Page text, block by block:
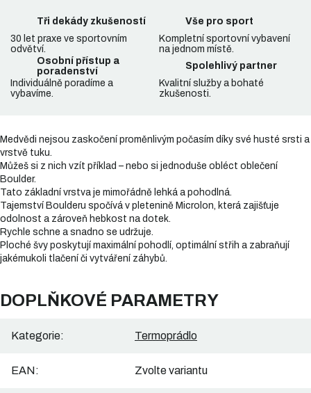
Tři dekády zkušeností
30 let praxe ve sportovním
odvětví.
Vše pro sport
Kompletní sportovní vybavení
na jednom místě.
Osobní přístup a
poradenství
Individuálně poradíme a
vybavíme.
Spolehlivý partner
Kvalitní služby a bohaté
zkušenosti.
Medvědi nejsou zaskočení proměnlivým počasím díky své husté srsti a
vrstvě tuku.
Můžeš si z nich vzít příklad – nebo si jednoduše obléct oblečení
Boulder.
Tato základní vrstva je mimořádně lehká a pohodlná.
Tajemství Boulderu spočívá v pletenině Microlon, která zajišťuje
odolnost a zároveň hebkost na dotek.
Rychle schne a snadno se udržuje.
Ploché švy poskytují maximální pohodlí, optimální střih a zabraňují
jakémukoli tlačení či vytváření záhybů.
DOPLŇKOVÉ PARAMETRY
Kategorie: Termoprádlo
EAN: Zvolte variantu